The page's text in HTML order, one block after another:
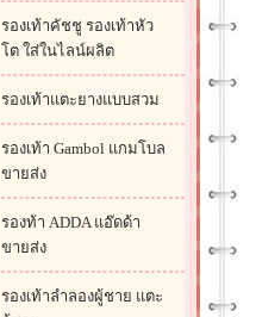
รองเท้าคัชชู รองเท้าหัว
โต ใส่ในไลน์ผลิต
รองเท้าแตะยางแบบสวม
รองเท้า Gambol แกมโบล
ขายส่ง
รองท้า ADDA แอ๊ดด้า
ขายส่ง
รองเท้าลำลองผู้ชาย แตะ